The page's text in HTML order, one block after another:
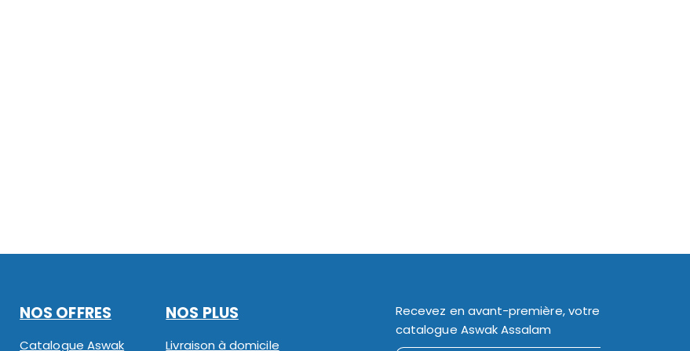
NOS OFFRES
Catalogue Aswak
NOS PLUS
Livraison à domicile
Recevez en avant-première, votre
catalogue Aswak Assalam